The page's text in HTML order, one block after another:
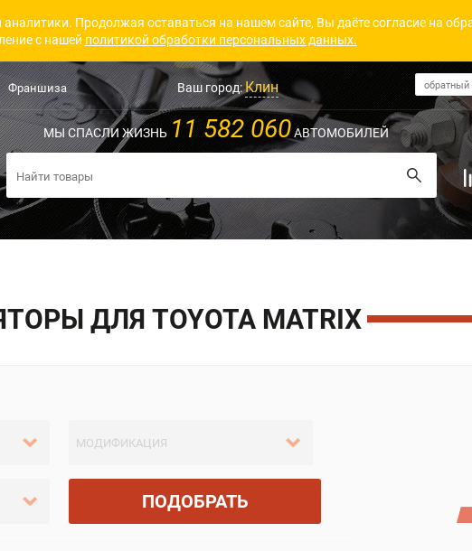
Продолжая оставаться на нашем сайте, Вы даёте согласие на
с нашей политикой обработки персональных данных.
Франшиза Ваш город:Клин обратный
МЫ СПАСЛИ ЖИЗНЬ 11 582 060АВТОМОБИЛЕЙ
ДЛЯ TOYOTA MATRIX
ПОДОБРАТЬ